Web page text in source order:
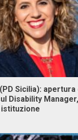
Sicilia):
Disability